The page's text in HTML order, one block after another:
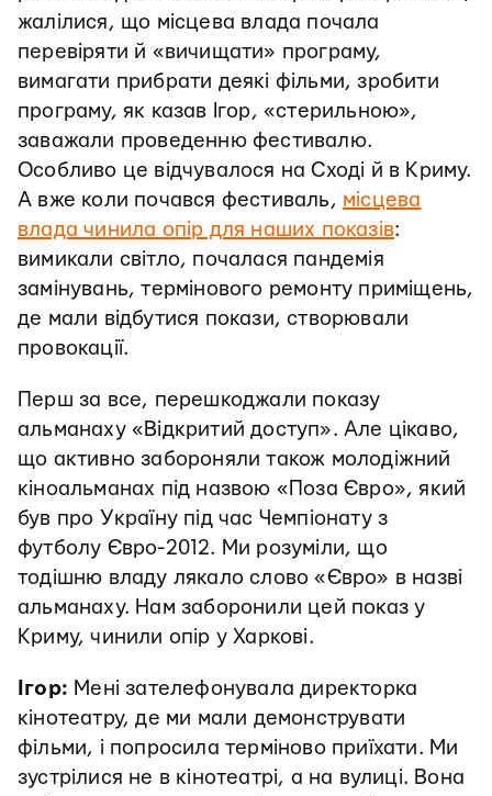
жалілися, що місцева влада почала
перевіряти й «вичищати» програму,
вимагати прибрати деякі фільми, зробити
програму, як казав Ігор, «стерильною»,
заважали проведенню фестивалю.
Особливо це відчувалося на Сході й в Криму.
А вже коли почався фестиваль, місцева
влада чинила опір для наших показів:
вимикали світло, почалася пандемія
замінувань, термінового ремонту приміщень,
де мали відбутися покази, створювали
провокації.
Перш за все, перешкоджали показу
альманаху «Відкритий доступ». Але цікаво,
що активно забороняли також молодіжний
кіноальманах під назвою «Поза Євро», який
був про Україну під час Чемпіонату з
футболу Євро-2012. Ми розуміли, що
тодішню владу лякало слово «Євро» в назві
альманаху. Нам заборонили цей показ у
Криму, чинили опір у Харкові.
Ігор: Мені зателефонувала директорка
кінотеатру, де ми мали демонструвати
фільми, і попросила терміново приїхати. Ми
зустрілися не в кінотеатрі, а на вулиці. Вона